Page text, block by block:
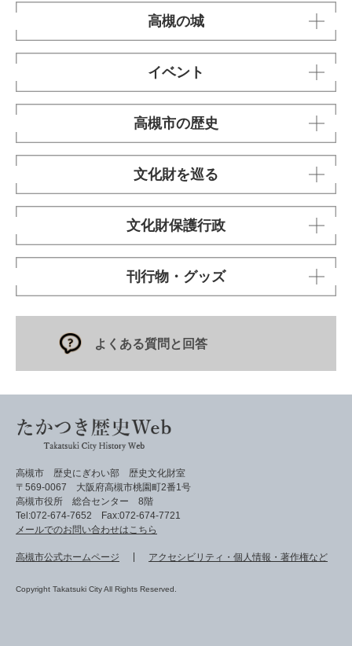
高槻の城
イベント
高槻市の歴史
文化財を巡る
文化財保護行政
刊行物・グッズ
よくある質問と回答
高槻市 歴史にぎわい部 歴史文化財室
〒569-0067 大阪府高槻市桃園町2番1号
高槻市役所 総合センター 8階
Tel:072-674-7652 Fax:072-674-7721
メールでのお問い合わせはこちら
高槻市公式ホームページ アクセシビリティ・個人情報・著作権など
Copyright Takatsuki City All Rights Reserved.